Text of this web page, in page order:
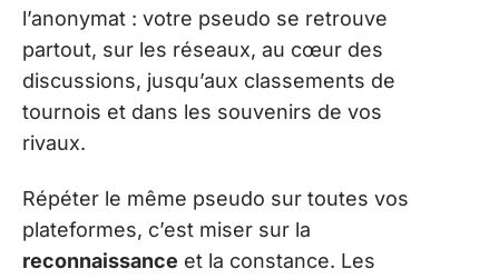
l’anonymat : votre pseudo se retrouve
partout, sur les réseaux, au cœur des
discussions, jusqu’aux classements de
tournois et dans les souvenirs de vos
rivaux.
Répéter le même pseudo sur toutes vos
plateformes, c’est miser sur la
reconnaissance et la constance. Les